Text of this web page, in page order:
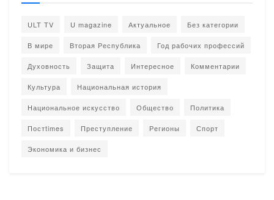
ULT TV U magazine Актуальное Без категории
В мире Вторая Республика Год рабочих профессий
Духовность Защита Интересное Комментарии
Культура Национальная история
Национальное искусство Общество Политика
Постtimes Преступление Регионы Спорт
Экономика и бизнес